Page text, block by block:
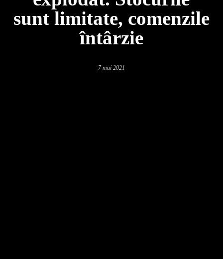
sunt limitate, comenzile
întârzie
7 mai 2021